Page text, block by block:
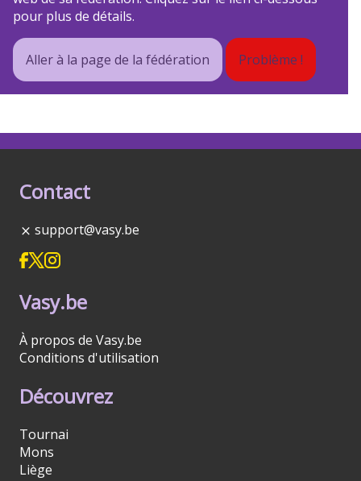
pour plus de détails.
Aller à la page de la fédération Problème !
Contact
support@vasy.be
Vasy.be
À propos de Vasy.be
Conditions d'utilisation
Découvrez
Tournai
Mons
Liège